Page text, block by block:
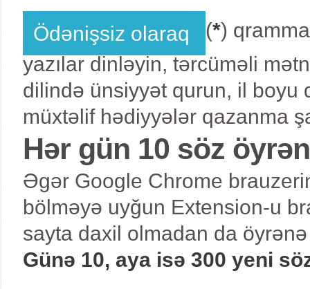
Ödənişsiz olaraq (*)
yazılar dinləyin, tərcüməli
dilində ünsiyyət qurun, il boyu
müxtəlif hədiyyələr qazanma
Hər gün 10 söz
Əgər Google Chrome
bölməyə uyğun Extension-u
sayta daxil olmadan da
Günə 10, aya isə 300 yeni